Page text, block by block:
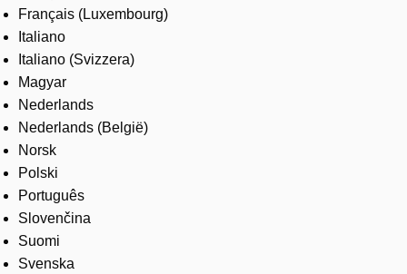
Français (Luxembourg)
Italiano
Italiano (Svizzera)
Magyar
Nederlands
Nederlands (België)
Norsk
Polski
Português
Slovenčina
Suomi
Svenska